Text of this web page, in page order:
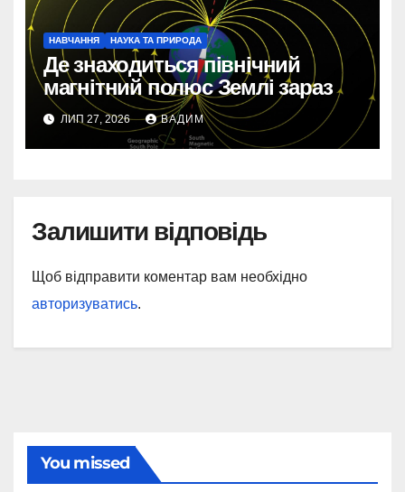
НАВЧАННЯ НАУКА ТА ПРИРОДА
Де знаходиться північний
магнітний полюс Землі зараз
ЛИП 27, 2026 ВАДИМ
Залишити відповідь
Щоб відправити коментар вам необхідно
авторизуватись.
You missed